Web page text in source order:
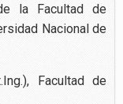
la Facultad de
Nacional de
Facultad de